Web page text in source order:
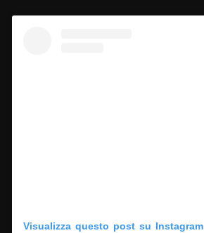
Visualizza questo post su Instagram